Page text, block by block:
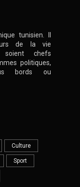
tunisien. Il
de la vie
soient chefs
politiques,
bords ou
Culture
Sport